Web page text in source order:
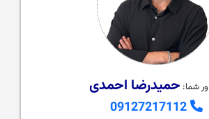
شما: حمیدرضا احمدی
09127217112